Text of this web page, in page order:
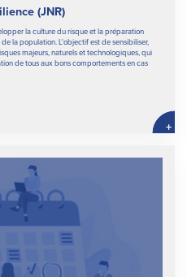
(JNR)
la culture du risque et la préparation
la population. L'objectif est de sensibiliser,
majeurs, naturels et technologiques, qui
de tous aux bons comportements en cas
+